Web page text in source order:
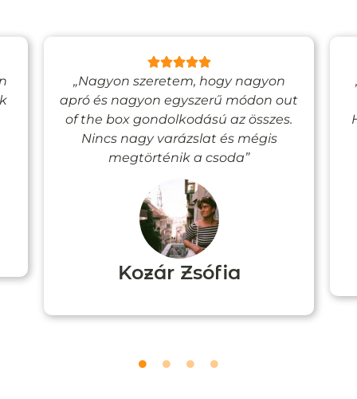
„Nagyon szeretem, hogy nagyon
apró és nagyon egyszerű módon out
of the box gondolkodású az összes.
Nincs nagy varázslat és mégis
megtörténik a csoda”
Kozár Zsófia